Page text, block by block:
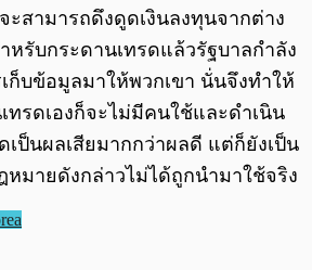
ะสามารถดึงดูดเงินลงทุนจากต่าง
รับกระดานเทรดแล้วรัฐบาลกำลัง
ก็บข้อมูลมาให้พวกเขา นั่นจึงทำให้
ทรดเองก็จะไม่มีคนใช้และดำเนิน
เป็นผลเสียมากกว่าผลดี แต่ก็ยังเป็น
หมายดังกล่าวไม่ได้ถูกนำมาใช้จริง